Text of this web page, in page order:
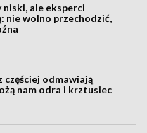
niski, ale eksperci
nie wolno przechodzić,
częściej odmawiają
nam odra i krztusiec